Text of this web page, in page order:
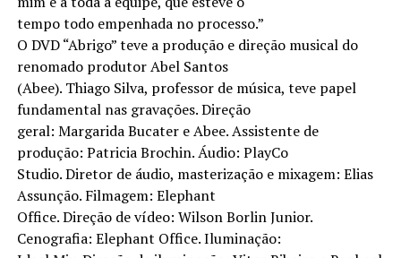
tempo todo empenhada no processo.”
O DVD “Abrigo” teve a produção e direção musical do
renomado produtor Abel Santos
(Abee). Thiago Silva, professor de música, teve papel
fundamental nas gravações. Direção
geral: Margarida Bucater e Abee. Assistente de
produção: Patricia Brochin. Áudio: PlayCo
Studio. Diretor de áudio, masterização e mixagem: Elias
Assunção. Filmagem: Elephant
Office. Direção de vídeo: Wilson Borlin Junior.
Cenografia: Elephant Office. Iluminação: